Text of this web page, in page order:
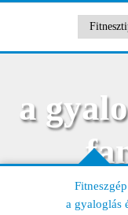
a
a gyaloglás